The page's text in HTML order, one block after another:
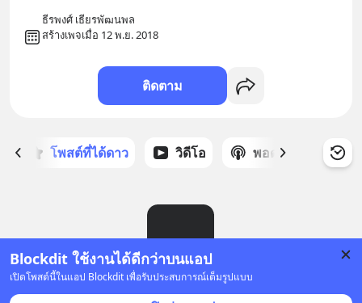
Blockdit ใช้งานได้ดีกว่าบนแอป
เปิดโพสต์นี้ในแอป Blockdit เพื่อรับประสบการณ์เต็มรูปแบบ
ธีรพงศ์ เธียรพัฒนพล
สร้างเพจเมื่อ 12 พ.ย. 2018
ติดตาม
โพสต์ที่ได้ดาว วิดีโอ พอดแคสต์